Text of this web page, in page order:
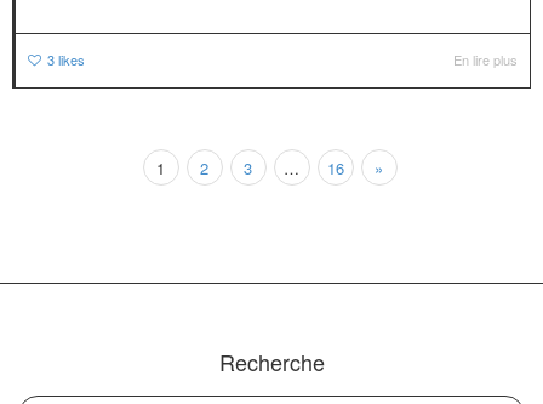
3likes En lire plus
1 2 3 … 16 »
Recherche